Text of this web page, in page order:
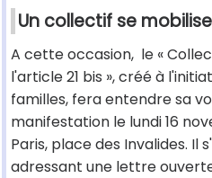
Un collectif se mobilise
A cette occasion, le «
l'article 21 bis », créé à
familles, fera entendre sa
manifestation le lundi 16
Paris, place des Invalides. Il
adressant une lettre